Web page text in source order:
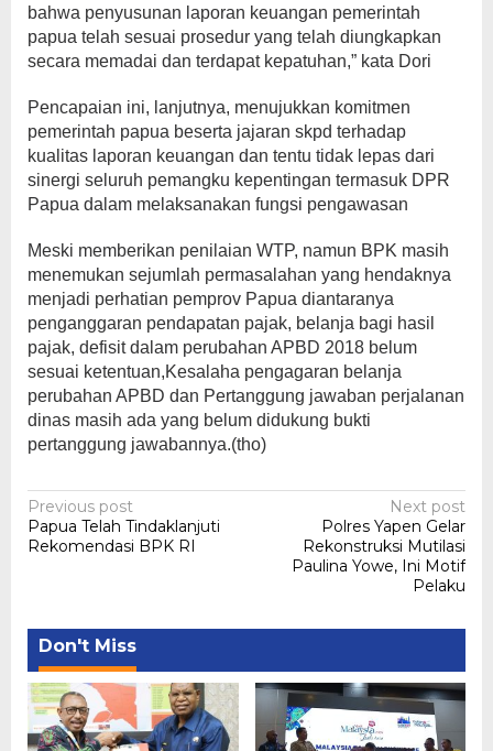
bahwa penyusunan laporan keuangan pemerintah
papua telah sesuai prosedur yang telah diungkapkan
secara memadai dan terdapat kepatuhan,” kata Dori
Pencapaian ini, lanjutnya, menujukkan komitmen
pemerintah papua beserta jajaran skpd terhadap
kualitas laporan keuangan dan tentu tidak lepas dari
sinergi seluruh pemangku kepentingan termasuk DPR
Papua dalam melaksanakan fungsi pengawasan
Meski memberikan penilaian WTP, namun BPK masih
menemukan sejumlah permasalahan yang hendaknya
menjadi perhatian pemprov Papua diantaranya
penganggaran pendapatan pajak, belanja bagi hasil
pajak, defisit dalam perubahan APBD 2018 belum
sesuai ketentuan,Kesalaha pengagaran belanja
perubahan APBD dan Pertanggung jawaban perjalanan
dinas masih ada yang belum didukung bukti
pertanggung jawabannya.(tho)
Post
navigation
Previous post
Papua Telah Tindaklanjuti
Rekomendasi BPK RI
Next post
Polres Yapen Gelar
Rekonstruksi Mutilasi
Paulina Yowe, Ini Motif
Pelaku
Don't Miss